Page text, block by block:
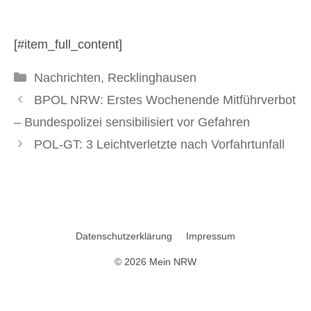
18. November 2024
[#item_full_content]
Kategorien
Nachrichten, Recklinghausen
BPOL NRW: Erstes Wochenende Mitführverbot
– Bundespolizei sensibilisiert vor Gefahren
POL-GT: 3 Leichtverletzte nach Vorfahrtunfall
Datenschutzerklärung Impressum
© 2026 Mein NRW